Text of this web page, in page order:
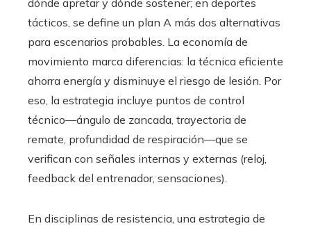
dónde apretar y dónde sostener; en deportes
tácticos, se define un plan A más dos alternativas
para escenarios probables. La economía de
movimiento marca diferencias: la técnica eficiente
ahorra energía y disminuye el riesgo de lesión. Por
eso, la estrategia incluye puntos de control
técnico—ángulo de zancada, trayectoria de
remate, profundidad de respiración—que se
verifican con señales internas y externas (reloj,
feedback del entrenador, sensaciones).
En disciplinas de resistencia, una estrategia de